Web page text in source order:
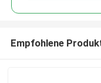
Empfohlene